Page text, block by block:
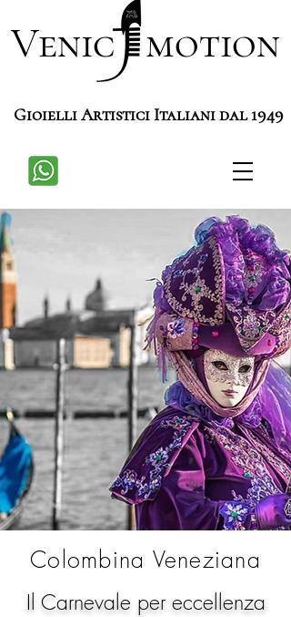
Venic motion
Gioielli Artistici Italiani dal 1949
Colombina Veneziana
Il Carnevale per eccellenza